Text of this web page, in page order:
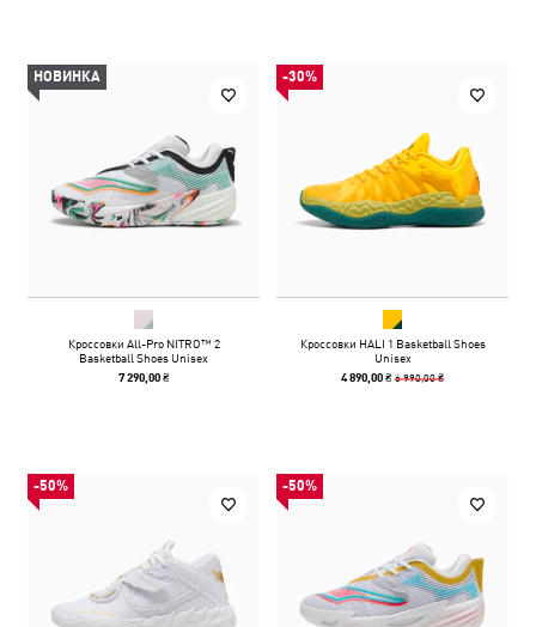
НОВИНКА
Кроссовки All-Pro NITRO™ 2
Basketball Shoes Unisex
7 290,00 ₴
-30%
Кроссовки HALI 1 Basketball Shoes
Unisex
4 890,00 ₴6 990,00 ₴
-50% -50%